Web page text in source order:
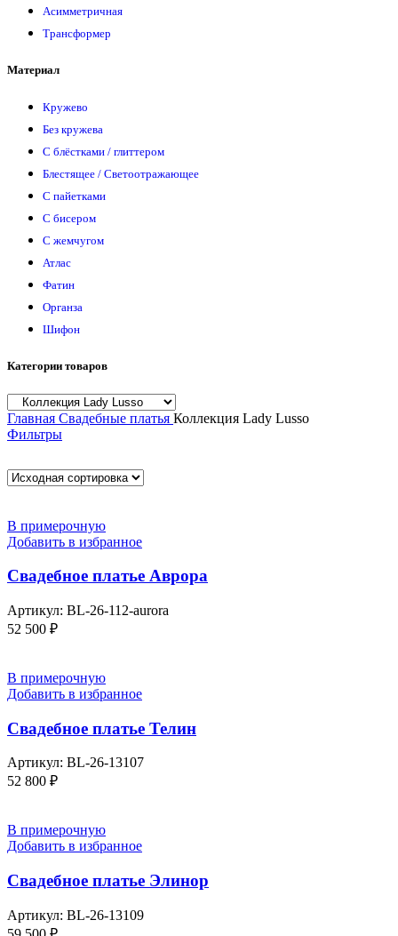
Асимметричная
Трансформер
Материал
Кружево
Без кружева
С блёстками / глиттером
Блестящее / Светоотражающее
С пайетками
С бисером
С жемчугом
Атлас
Фатин
Органза
Шифон
Категории товаров
Главная Свадебные платья Коллекция Lady Lusso
Фильтры
В примерочную
Добавить в избранное
Свадебное платье Аврора
Артикул: BL-26-112-aurora
52 500 ₽
В примерочную
Добавить в избранное
Свадебное платье Телин
Артикул: BL-26-13107
52 800 ₽
В примерочную
Добавить в избранное
Свадебное платье Элинор
Артикул: BL-26-13109